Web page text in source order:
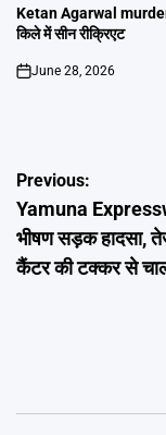
IN
Ketan Agarwal
किले में सीन रीक्रिएट
on
June 28, 2026
Post
navigation
Previous:
Yamuna
भीषण सड़क हादसा,
कैंटर की टक्कर से